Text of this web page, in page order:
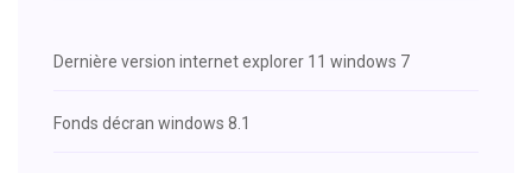
Dernière version internet explorer 11 windows 7
Fonds décran windows 8.1